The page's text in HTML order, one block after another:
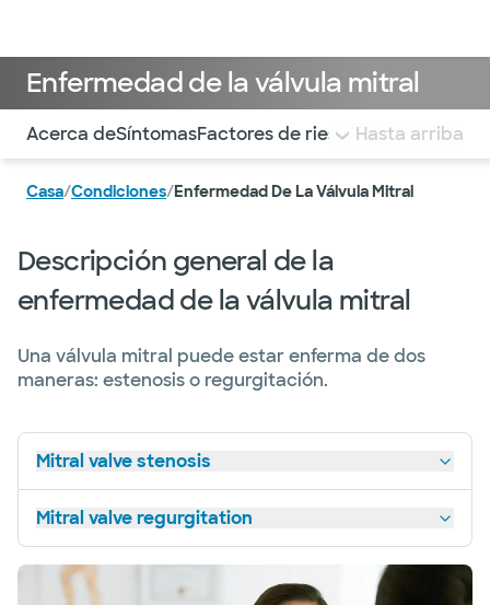
Enfermedad de la válvula mitral
Utilice esta navegación para saltar rápidamente a
Acerca deSíntomasFactores de riesgoDiagnóstico
Hasta arriba
Casa/Condiciones/Enfermedad De La Válvula Mitral
Descripción general de la
enfermedad de la válvula mitral
Una válvula mitral puede estar enferma de dos
maneras: estenosis o regurgitación.
Mitral valve stenosis
Mitral valve regurgitation